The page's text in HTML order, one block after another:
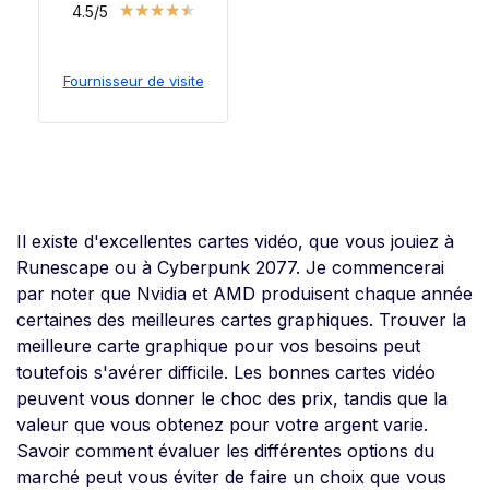
4.5/5 ★★★★★
Fournisseur de visite
Il existe d'excellentes cartes vidéo, que vous jouiez à
Runescape ou à Cyberpunk 2077. Je commencerai
par noter que Nvidia et AMD produisent chaque année
certaines des meilleures cartes graphiques. Trouver la
meilleure carte graphique pour vos besoins peut
toutefois s'avérer difficile. Les bonnes cartes vidéo
peuvent vous donner le choc des prix, tandis que la
valeur que vous obtenez pour votre argent varie.
Savoir comment évaluer les différentes options du
marché peut vous éviter de faire un choix que vous